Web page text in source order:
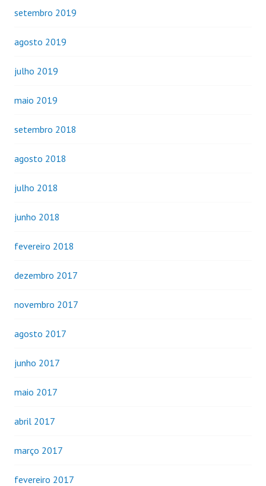
setembro 2019
agosto 2019
julho 2019
maio 2019
setembro 2018
agosto 2018
julho 2018
junho 2018
fevereiro 2018
dezembro 2017
novembro 2017
agosto 2017
junho 2017
maio 2017
abril 2017
março 2017
fevereiro 2017